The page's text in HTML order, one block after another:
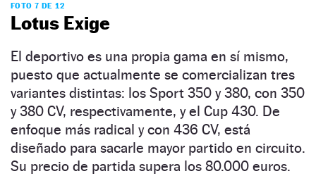
FOTO 7 DE 12
Lotus Exige
El deportivo es una propia gama en sí mismo,
puesto que actualmente se comercializan tres
variantes distintas: los Sport 350 y 380, con 350
y 380 CV, respectivamente, y el Cup 430. De
enfoque más radical y con 436 CV, está
diseñado para sacarle mayor partido en circuito.
Su precio de partida supera los 80.000 euros.